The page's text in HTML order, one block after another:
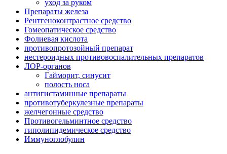
уход за руком
Препараты железа
Рентгеноконтрастное средство
Гомеопатическое средство
Фолиевая кислота
противопротозойный препарат
нестероидных противовоспалительных препаратов
ЛОР-органов
Гайморит, синусит
полость носа
антигистаминные препараты
противотуберкулезные препараты
желчегонные средство
Противогельминтное средство
гиполипидемическое средство
Иммуноглобулин